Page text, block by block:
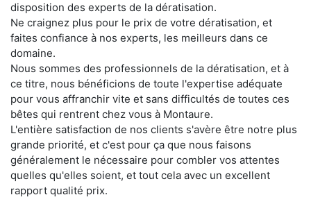
disposition des experts de la dératisation.
Ne craignez plus pour le prix de votre dératisation, et
faites confiance à nos experts, les meilleurs dans ce
domaine.
Nous sommes des professionnels de la dératisation, et à
ce titre, nous bénéficions de toute l'expertise adéquate
pour vous affranchir vite et sans difficultés de toutes ces
bêtes qui rentrent chez vous à Montaure.
L'entière satisfaction de nos clients s'avère être notre plus
grande priorité, et c'est pour ça que nous faisons
généralement le nécessaire pour combler vos attentes
quelles qu'elles soient, et tout cela avec un excellent
rapport qualité prix.